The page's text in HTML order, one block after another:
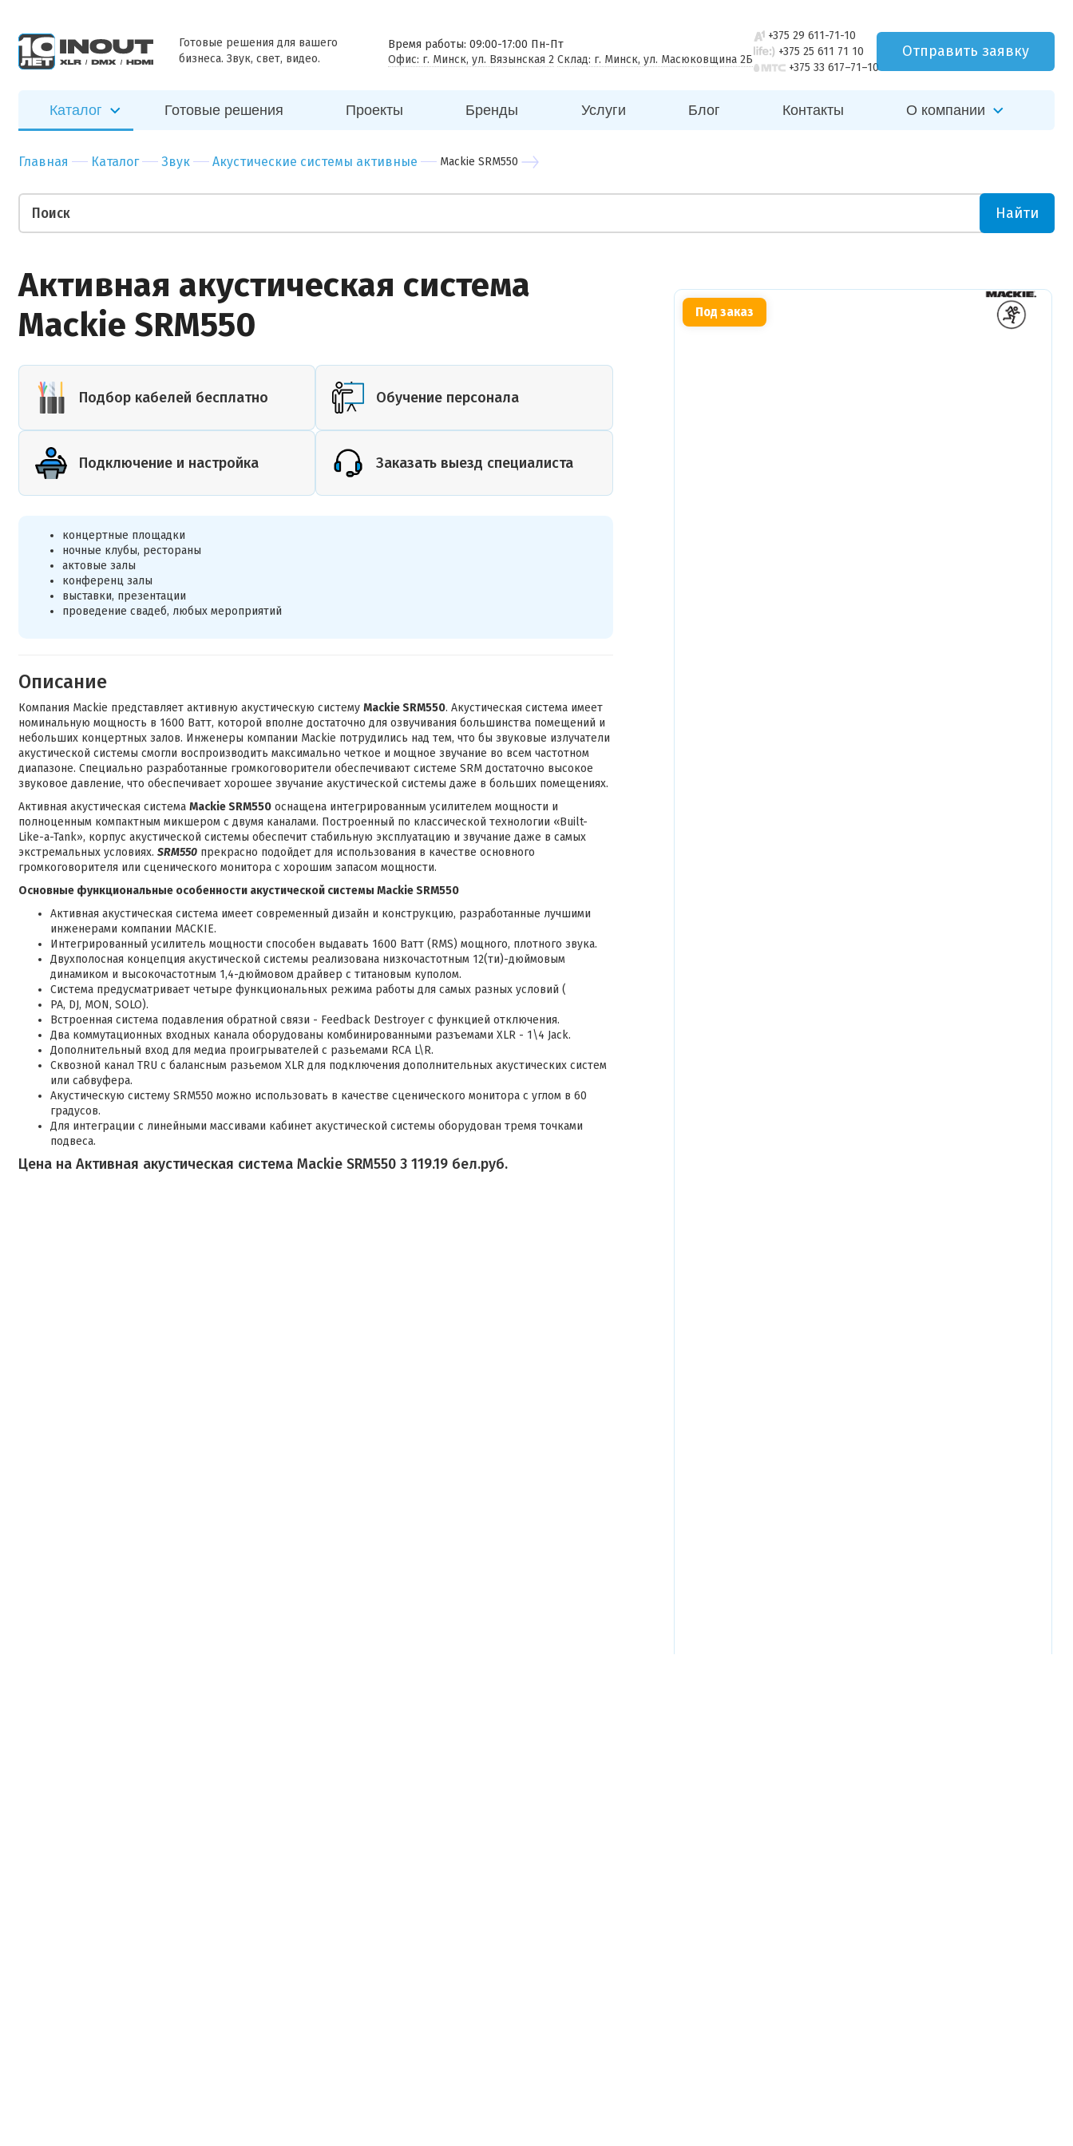
Готовые решения для вашего
бизнеса. Звук, свет, видео.
Время работы: 09:00-17:00 Пн-Пт
Офис: г. Минск, ул. Вязынская 2 Склад: г. Минск, ул. Масюковщина 2Б
+375 29 611-71-10
+375 25 611 71 10
+375 33 617–71–10
Отправить заявку
Каталог Готовые решения Проекты Бренды Услуги Блог Контакты О компании
Главная Каталог Звук Акустические системы активные Mackie SRM550
Найти
Активная акустическая система
Mackie SRM550
Подбор кабелей бесплатно Обучение персонала
Подключение и настройка Заказать выезд специалиста
концертные площадки
ночные клубы, рестораны
актовые залы
конференц залы
выставки, презентации
проведение свадеб, любых мероприятий
Описание
Компания Mackie представляет активную акустическую систему Mackie SRM550. Акустическая система имеет
номинальную мощность в 1600 Ватт, которой вполне достаточно для озвучивания большинства помещений и
небольших концертных залов. Инженеры компании Mackie потрудились над тем, что бы звуковые излучатели
акустической системы смогли воспроизводить максимально четкое и мощное звучание во всем частотном
диапазоне. Специально разработанные громкоговорители обеспечивают системе SRM достаточно высокое
звуковое давление, что обеспечивает хорошее звучание акустической системы даже в больших помещениях.
Активная акустическая система Mackie SRM550 оснащена интегрированным усилителем мощности и
полноценным компактным микшером с двумя каналами. Построенный по классической технологии «Built-
Like-a-Tank», корпус акустической системы обеспечит стабильную эксплуатацию и звучание даже в самых
экстремальных условиях. SRM550 прекрасно подойдет для использования в качестве основного
громкоговорителя или сценического монитора с хорошим запасом мощности.
Основные функциональные особенности акустической системы Mackie SRM550
Активная акустическая система имеет современный дизайн и конструкцию, разработанные лучшими
инженерами компании MACKIE.
Интегрированный усилитель мощности способен выдавать 1600 Ватт (RMS) мощного, плотного звука.
Двухполосная концепция акустической системы реализована низкочастотным 12(ти)-дюймовым
динамиком и высокочастотным 1,4-дюймовом драйвер с титановым куполом.
Система предусматривает четыре функциональных режима работы для самых разных условий (
PA, DJ, MON, SOLO).
Встроенная система подавления обратной связи - Feedback Destroyer с функцией отключения.
Два коммутационных входных канала оборудованы комбинированными разъемами XLR - 1\4 Jack.
Дополнительный вход для медиа проигрывателей с разьемами RCA L\R.
Сквозной канал TRU с балансным разьемом XLR для подключения дополнительных акустических систем
или сабвуфера.
Акустическую систему SRM550 можно использовать в качестве сценического монитора с углом в 60
градусов.
Для интеграции с линейными массивами кабинет акустической системы оборудован тремя точками
подвеса.
Цена на Активная акустическая система Mackie SRM550 3 119.19 бел.руб.
Под заказ
Отправить
свяжется с
вами в
Отправить
Ресторан
Переговорная комната
Гостиница
Бутик
Музей
Салон красоты
Бизнес центр
Ваши пожелания
или план